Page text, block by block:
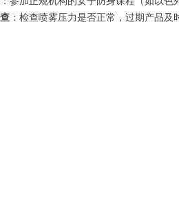
：检查喷雾压力是否正常，过期产品及